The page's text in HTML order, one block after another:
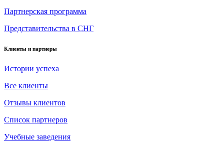
Партнерская программа
Представительства в СНГ
Клиенты и партнеры
Истории успеха
Все клиенты
Отзывы клиентов
Список партнеров
Учебные заведения